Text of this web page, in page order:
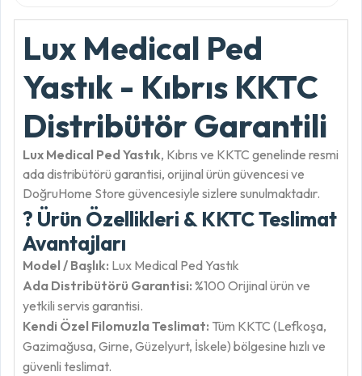
Lux Medical Ped
Yastık - Kıbrıs KKTC
Distribütör Garantili
Lux Medical Ped Yastık, Kıbrıs ve KKTC genelinde resmi
ada distribütörü garantisi, orijinal ürün güvencesi ve
DoğruHome Store güvencesiyle sizlere sunulmaktadır.
? Ürün Özellikleri & KKTC Teslimat
Avantajları
Model / Başlık: Lux Medical Ped Yastık
Ada Distribütörü Garantisi: %100 Orijinal ürün ve
yetkili servis garantisi.
Kendi Özel Filomuzla Teslimat: Tüm KKTC (Lefkoşa,
Gazimağusa, Girne, Güzelyurt, İskele) bölgesine hızlı ve
güvenli teslimat.